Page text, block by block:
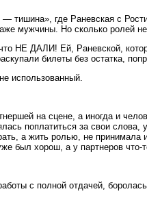
тишина», где Раневская с
мужчины. Но сколько ролей
НЕ ДАЛИ! Ей, Раневской,
билеты без остатка,
использованный.
на сцене, а иногда и
поплатиться за свои
а жить ролью, не принимала
был хорош, а у партнеров что-
с полной отдачей,